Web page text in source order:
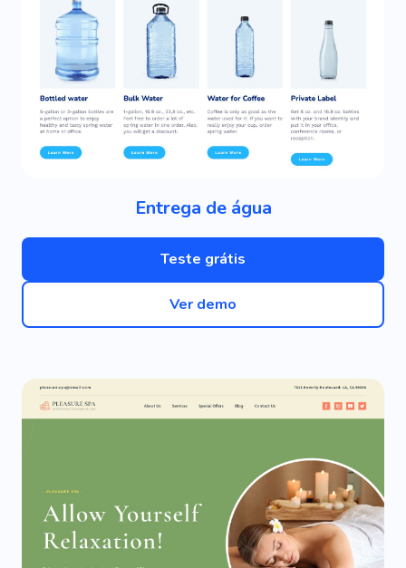
Entrega de água
Teste grátis
Ver demo